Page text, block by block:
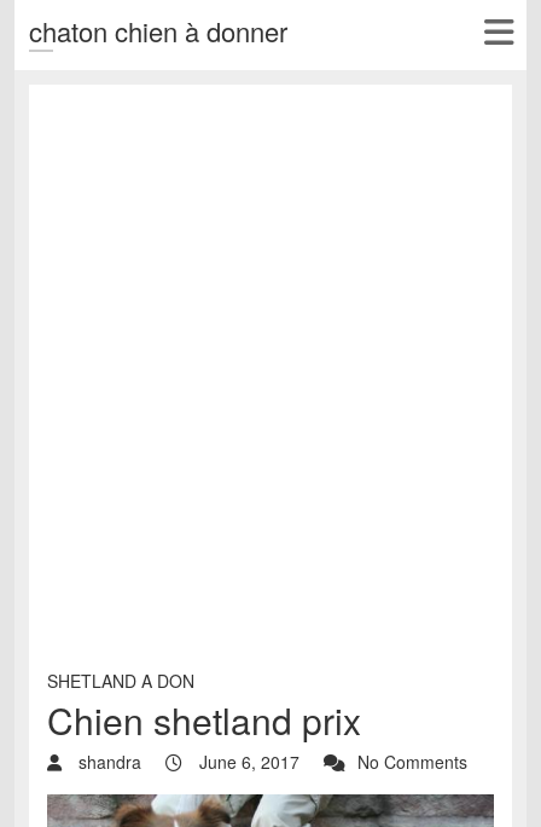
chaton chien à donner
SHETLAND A DON
Chien shetland prix
shandra June 6, 2017 No Comments